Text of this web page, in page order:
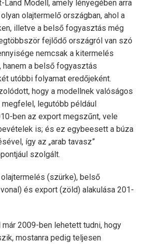
Land Modell, amely lényegében arra
olajtermelő országban, ahol a
illetve a belső fogyasztás még
fejlődő országról van szó
nemcsak a kitermelés
a belső fogyasztás
utóbbi folyamat eredőjeként.
hogy a modellnek valóságos
legutóbb például
ben az export megszűnt, vele
is; és ez egybeesett a búza
így az „arab tavasz”
szolgált.
(szürke), belső
és export (zöld) alakulása 201-
2009-ben lehetett tudni, hogy
mostanra pedig teljesen